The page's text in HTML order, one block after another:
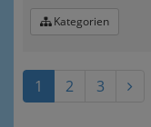
Kategorien
1 2 3